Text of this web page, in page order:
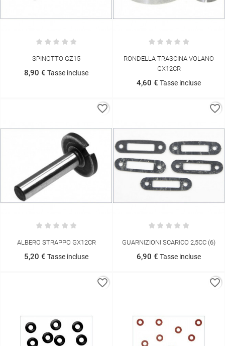
SPINOTTO GZ15
8,90 € Tasse incluse
RONDELLA TRASCINA VOLANO
GX12CR
4,60 € Tasse incluse
ALBERO STRAPPO GX12CR
5,20 € Tasse incluse
favorite_border
GUARNIZIONI SCARICO 2,5CC (6)
6,90 € Tasse incluse
favorite_border
favorite_border favorite_border